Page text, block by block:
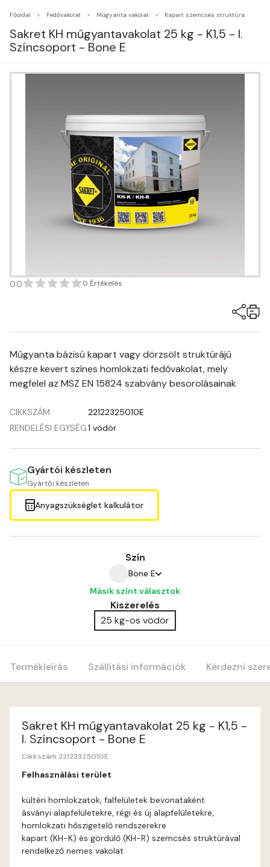
Főoldal Fedővakolat Műgyanta vakolat Kapart szemcsés struktúra
Sakret KH műgyantavakolat 25 kg - K1,5 - I.
Színcsoport - Bone E
0.0 0 Értékelés
Műgyanta bázisú kapart vagy dörzsölt struktúrájú
készre kevert színes homlokzati fedővakolat, mely
megfelel az MSZ EN 15824 szabvány besorolásainak
CIKKSZÁM
22122325010E
RENDELÉSI EGYSÉG1 vödör
Gyártói készleten
Gyártói készleten
Anyagszükséglet kalkulátor
Szín
Bone E
Amber E
Anticred E
Apple E
Arsenic E
Ash D
Másik színt választok
Kiszerelés
25 kg-os vödör
Termékleírás Szállítási információk Kérdezni
Sakret KH műgyantavakolat 25 kg - K1,5 -
I. Színcsoport - Bone E
Cikkszám 22122325010E
Felhasználási terület
kültéri homlokzatok, falfelületek bevonataként
ásványi alapfelületekre, régi és új alapfelületekre,
homlokzati hőszigetelő rendszerekre
kapart (KH-K) és gördülő (KH-R) szemcsés struktúrával
rendelkező nemes vakolat